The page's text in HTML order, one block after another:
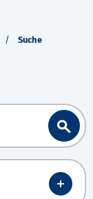
Suche